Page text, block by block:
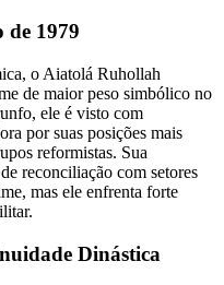
de 1979
o Aiatolá Ruhollah
de maior peso simbólico no
ele é visto com
por suas posições mais
reformistas. Sua
reconciliação com setores
mas ele enfrenta forte
Dinástica